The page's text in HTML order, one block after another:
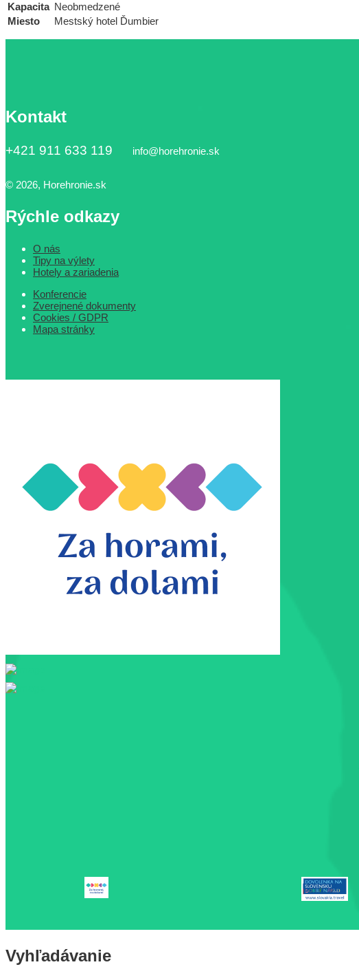
Kapacita Neobmedzené
Miesto
Mestský hotel Ďumbier
Kontakt
+421 911 633 119 info@horehronie.sk
© 2026, Horehronie.sk
Rýchle odkazy
O nás
Tipy na výlety
Hotely a zariadenia
Konferencie
Zverejnené dokumenty
Cookies / GDPR
Mapa stránky
Vyhľadávanie